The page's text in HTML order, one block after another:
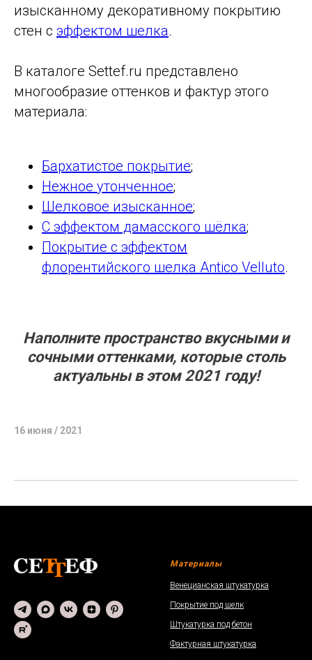
изысканному декоративному покрытию
стен с эффектом шелка.
В каталоге Settef.ru представлено
многообразие оттенков и фактур этого
материала:
Бархатистое покрытие;
Нежное утонченное;
Шелковое изысканное;
С эффектом дамасского шёлка;
Покрытие с эффектом
флорентийского шелка Antico Velluto.
Наполните пространство вкусными и
сочными оттенками, которые столь
актуальны в этом 2021 году!
16 июня / 2021
Материалы
Венецианская штукатурка
Покрытие под шелк
Штукатурка под бетон
Фактурная штукатурка